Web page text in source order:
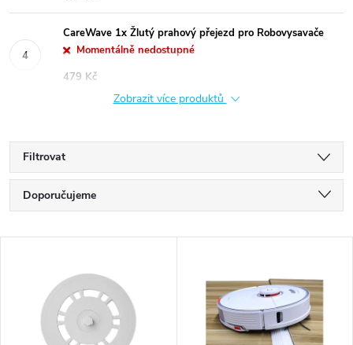
CareWave 1x Žlutý prahový přejezd pro Robovysavače
Momentálně nedostupné
479 Kč
Zobrazit více produktů
Filtrovat
Ř
a
Doporučujeme
Nejprodávanější
Abecedně